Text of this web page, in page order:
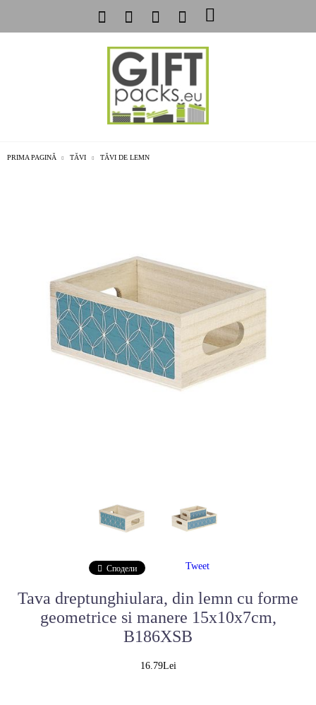
PRIMA PAGINĂ TĂVI TĂVI DE LEMN
Tava dreptunghiulara, din lemn cu forme
geometrice si manere 15x10x7cm,
B186XSB
16.79Lei
Сподели Tweet